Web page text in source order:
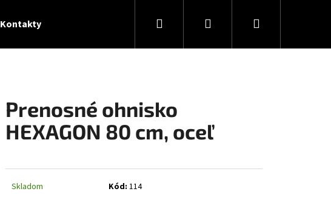
Kontakty Hľadať PrihlásenieNákupný
Prenosné ohnisko
HEXAGON 80 cm, oceľ
Skladom Kód: 114